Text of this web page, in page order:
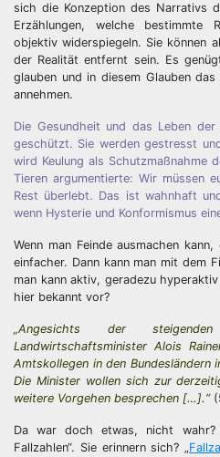
sich die Konzeption des Narrativs
Erzählungen, welche bestimmte
objektiv widerspiegeln. Sie können
der Realität entfernt sein. Es
glauben und in diesem Glauben
annehmen.
Die Gesundheit und das Leben
geschützt. Sie werden gestresst
wird Keulung als Schutzmaßnahme
Tieren argumentierte: Wir müssen
Rest überlebt. Das ist wahnhaft
wenn Hysterie und Konformismus
Wenn man Feinde ausmachen
einfacher. Dann kann man mit dem
man kann aktiv, geradezu
hier bekannt vor?
„Angesichts der
Landwirtschaftsminister Alois
Amtskollegen in den Bundesländern
Die Minister wollen sich zur
weitere Vorgehen besprechen […].“
Da war doch etwas, nicht wahr?
Fallzahlen“. Sie erinnern sich? „